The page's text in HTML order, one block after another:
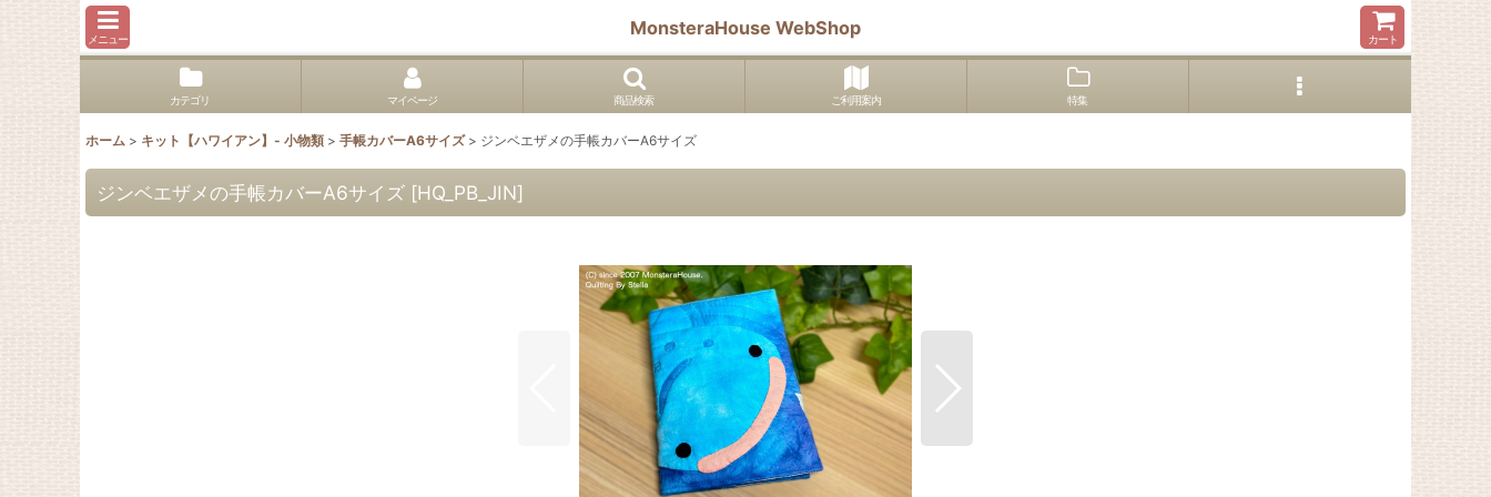
メニュー
MonsteraHouse WebShop
カート
カテゴリ マイページ 商品検索 ご利用案内 特集
ホーム > キット【ハワイアン】- 小物類 > 手帳カバーA6サイズ > ジンベエザメの手帳カバーA6サイズ
ジンベエザメの手帳カバーA6サイズ [HQ_PB_JIN]